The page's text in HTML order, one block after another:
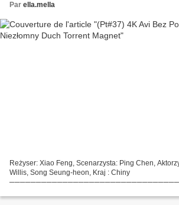
Par ella.mella
Reżyser: Xiao Feng, Scenarzysta: Ping Chen,
Willis, Song Seung-heon, Kraj : Chiny
─────────────────────────────────
Wydanie filmu : 2018 Gatunki...